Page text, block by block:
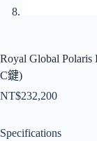
Royal Global
C鍵)
NT$232,200
Specifications